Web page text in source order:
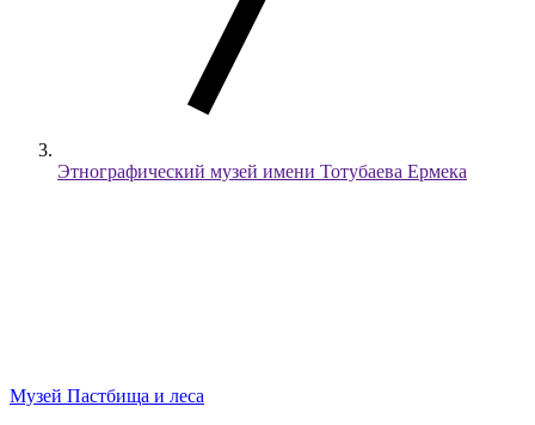
Этнографический музей имени Тотубаева Ермека
Музей Пастбища и леса